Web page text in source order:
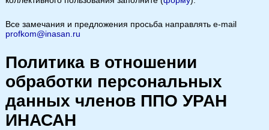
Все замечания и предложения просьба направлять e-mail
profkom@inasan.ru
Политика в отношении
обработки персональных
данных членов ППО УРАН
ИНАСАН